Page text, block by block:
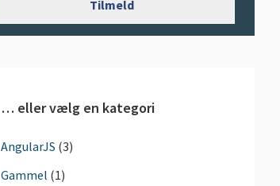
… eller vælg en kategori
AngularJS (3)
Gammel (1)